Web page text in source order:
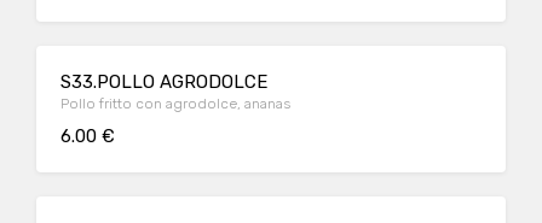
S33.POLLO AGRODOLCE
Pollo fritto con agrodolce, ananas
6.00 €